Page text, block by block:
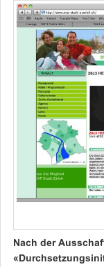
Nach der